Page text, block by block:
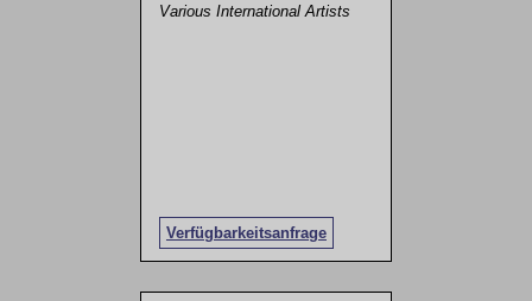
Various International Artists
Verfügbarkeitsanfrage